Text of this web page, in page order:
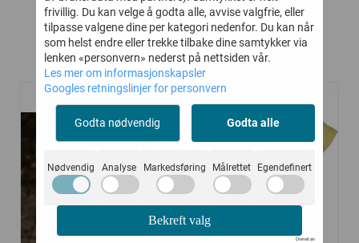
Kunder kjøpte også
-40% -45%
frivillig. Du kan velge å godta alle, avvise valgfrie, eller
tilpasse valgene dine per kategori nedenfor. Du kan når
som helst endre eller trekke tilbake dine samtykker via
lenken «personvern» nederst på nettsiden vår.
Les mer om informasjonskapsler
Googles retningslinjer for personvern
Godta nødvendig Godta alle
Nødvendig Analyse Markedsføring Målrettet Egendefinert
Bekreft valg
Drevet av